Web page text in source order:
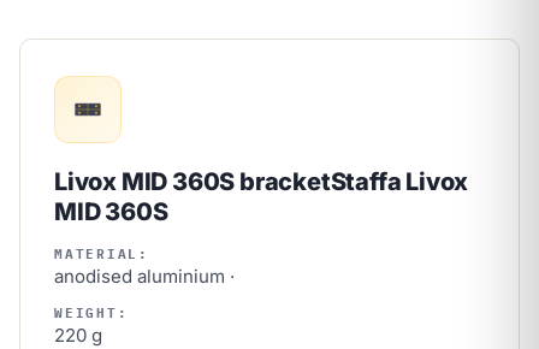
Livox MID 360S bracketStaffa Livox
MID 360S
MATERIAL:
anodised aluminium ·
WEIGHT:
220 g